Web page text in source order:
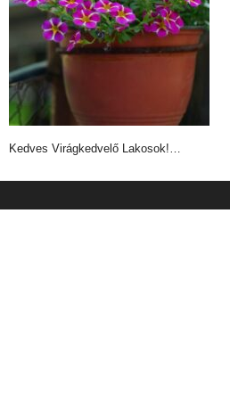
Kedves Virágkedvelő Lakosok!…